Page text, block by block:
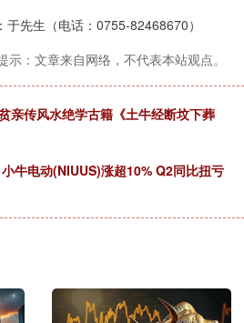
先生（电话：0755-82468670）
示：文章来自网络，不代表本站观点。
亲传风水绝学古籍《土牛经断坟下葬
牛电动(NIUUS)涨超10% Q2同比扭亏